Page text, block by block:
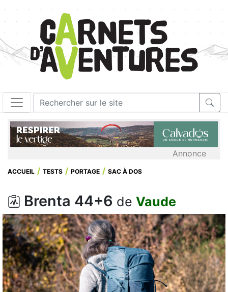
Annonce
ACCUEIL TESTS PORTAGE SAC À DOS
Brenta 44+6 de Vaude